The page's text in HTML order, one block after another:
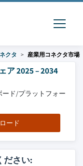
クタ 産業用コネクタ市場
ア 2025 – 2034
ード/プラットフォー
ード
ださい: